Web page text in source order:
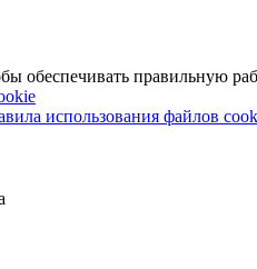
обеспечивать правильную
использования файлов